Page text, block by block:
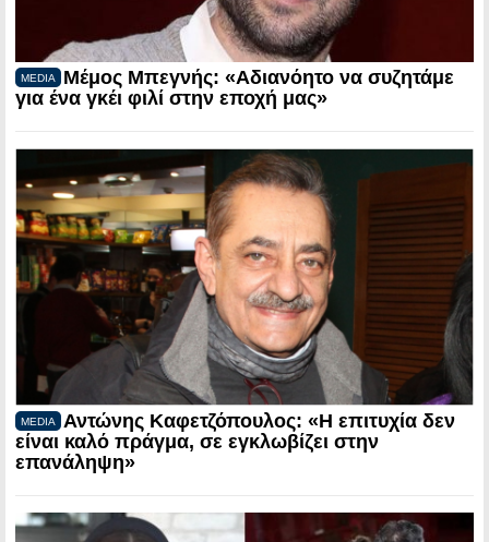
MEDIA
Μέμος Μπεγνής: «Αδιανόητο να συζητάμε
για ένα γκέι φιλί στην εποχή μας»
MEDIA
Αντώνης Καφετζόπουλος: «Η επιτυχία δεν
είναι καλό πράγμα, σε εγκλωβίζει στην
επανάληψη»